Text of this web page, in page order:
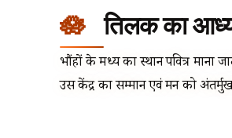
तिलक का
भौंहों के मध्य का स्थान पवित्र माना
उस केंद्र का सम्मान एवं मन को